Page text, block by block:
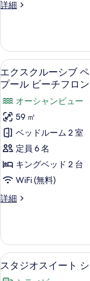
ニ
ビ
ー
チ
フ
ロ
ン
ト
の
す
べ
て
真
を
バ
ー
ビ
ー
チ
フ
ロ
ン
ト
の
詳
細
ー
ト
ベ
ド
(複
数
台)
バ
コ
ー
ビ
ー
詳細
プ
ム
ス
タ
ジ
オ
ス
イ
ー
ト
ベ
ド
(複
台)
ニ
ー
ビ
ー
エ
ク
ス
ク
ル
ー
シ
ブ
ペ
ハ
ウ
ス
11
エクスクルーシブ
プール ビーチフロン
オーシャンビュー
59 ㎡
ベッドルーム 2 室
定員 6 名
キングベッド 2 台
WiFi (無料)
詳細
エ
ル
ー
シ
ス
タ
6
スタジオスイート